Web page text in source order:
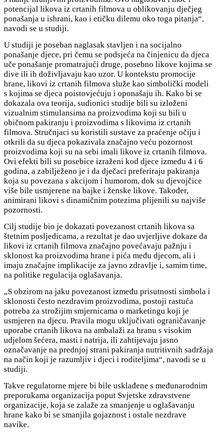
potencijal likova iz crtanih filmova u oblikovanju dječjeg
ponašanja u ishrani, kao i etičku dilemu oko toga pitanja“,
navodi se u studiji.
U studiji je poseban naglasak stavljen i na socijalno
ponašanje djece, pri čemu se podsjeća na činjenicu da djeca
uče ponašanje promatrajući druge, posebno likove kojima se
dive ili ih doživljavaju kao uzor. U kontekstu promocije
hrane, likovi iz crtanih filmova služe kao simbolički modeli
s kojima se djeca poistovjećuju i oponašaju ih. Kako bi se
dokazala ova teorija, sudionici studije bili su izloženi
vizualnim stimulansima na proizvodima koji su bili u
običnom pakiranju i proizvodima s likovima iz crtanih
filmova. Stručnjaci su koristili sustave za praćenje očiju i
otkrili da su djeca pokazivala značajno veću pozornost
proizvodima koji su na sebi imali likove iz crtanih filmova.
Ovi efekti bili su posebice izraženi kod djece između 4 i 6
godina, a zabilježeno je i da dječaci preferiraju pakiranja
koja su povezana s akcijom i humorom, dok su djevojčice
više bile usmjerene na bajke i ženske likove. Također,
animirani likovi s dinamičnim potezima plijenili su najviše
pozornosti.
Cilj studije bio je dokazati povezanost crtanih likova sa
štetnim posljedicama, a rezultat je dao uvjerljive dokaze da
likovi iz crtanih filmova značajno povećavaju pažnju i
sklonost ka proizvodima hrane i pića među djecom, ali i
imaju značajne implikacije za javno zdravlje i, samim time,
na politike regulacija oglašavanja.
„S obzirom na jaku povezanost između prisutnosti simbola i
sklonosti često nezdravim proizvodima, postoji rastuća
potreba za strožijim smjernicama o marketingu koji je
usmjeren na djecu. Pravila mogu uključivati ograničavanje
uporabe crtanih likova na ambalaži za hranu s visokim
udjelom šećera, masti i natrija, ili zahtijevaju jasno
označavanje na prednjoj strani pakiranja nutritivnih sadržaja
na način koji je razumljiv i djeci i roditeljima“, navodi se u
studiji.
Takve regulatorne mjere bi bile usklađene s međunarodnim
preporukama organizacija poput Svjetske zdravstvene
organizacije, koja se zalaže za smanjenje u oglašavanju
hrane kako bi se smanjila gojaznost i ostale nezdrave
navike.